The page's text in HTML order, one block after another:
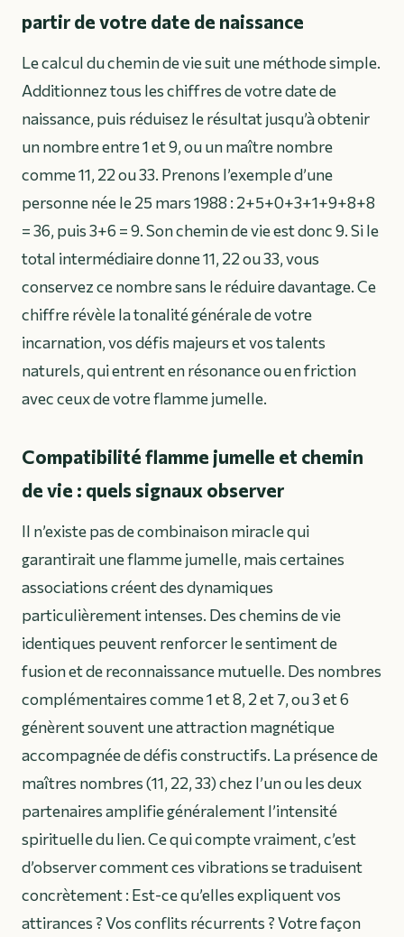
partir de votre date de naissance
Le calcul du chemin de vie suit une méthode simple.
Additionnez tous les chiffres de votre date de
naissance, puis réduisez le résultat jusqu’à obtenir
un nombre entre 1 et 9, ou un maître nombre
comme 11, 22 ou 33. Prenons l’exemple d’une
personne née le 25 mars 1988 : 2+5+0+3+1+9+8+8
= 36, puis 3+6 = 9. Son chemin de vie est donc 9. Si le
total intermédiaire donne 11, 22 ou 33, vous
conservez ce nombre sans le réduire davantage. Ce
chiffre révèle la tonalité générale de votre
incarnation, vos défis majeurs et vos talents
naturels, qui entrent en résonance ou en friction
avec ceux de votre flamme jumelle.
Compatibilité flamme jumelle et chemin
de vie : quels signaux observer
Il n’existe pas de combinaison miracle qui
garantirait une flamme jumelle, mais certaines
associations créent des dynamiques
particulièrement intenses. Des chemins de vie
identiques peuvent renforcer le sentiment de
fusion et de reconnaissance mutuelle. Des nombres
complémentaires comme 1 et 8, 2 et 7, ou 3 et 6
génèrent souvent une attraction magnétique
accompagnée de défis constructifs. La présence de
maîtres nombres (11, 22, 33) chez l’un ou les deux
partenaires amplifie généralement l’intensité
spirituelle du lien. Ce qui compte vraiment, c’est
d’observer comment ces vibrations se traduisent
concrètement : Est-ce qu’elles expliquent vos
attirances ? Vos conflits récurrents ? Votre façon